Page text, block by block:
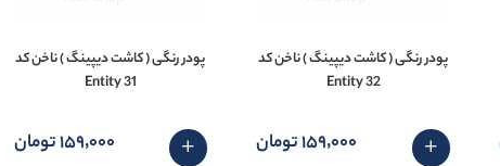
پودر رنگی ( کاشت دیپینگ ) ناخن کد
32 Entity
159٬000 تومان
پودر رنگی ( کاشت دیپینگ ) ناخن کد
31 Entity
159٬000 تومان